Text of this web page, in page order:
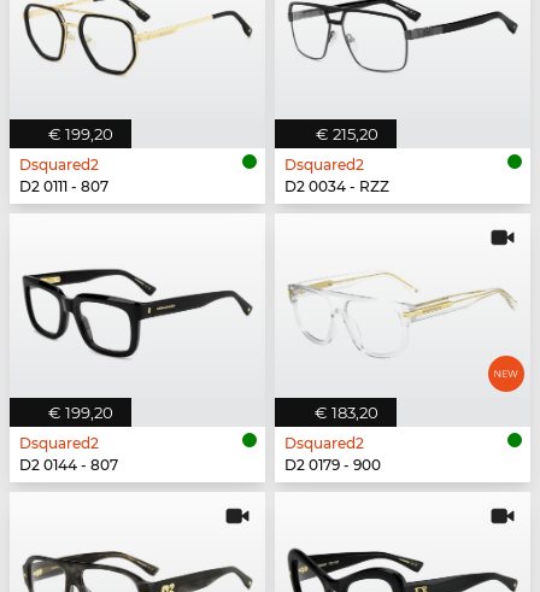
€ 199,20
Dsquared2
D2 0111 - 807
€ 215,20
Dsquared2
D2 0034 - RZZ
€ 199,20
Dsquared2
D2 0144 - 807
€ 183,20
Dsquared2
D2 0179 - 900